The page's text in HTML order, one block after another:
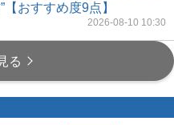
おすすめ度9点】
2026-08-10 10:30
る